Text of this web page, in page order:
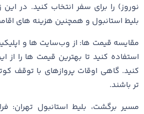
نوروز) را برای سفر انتخاب کنید. در
بلیط استانبول و همچنین هزینه ‌های
مقایسه قیمت‌ ها: از وب‌سایت ‌ها و
استفاده کنید تا بهترین قیمت ‌ها را از
کنید. گاهی اوقات پروازهای با توقف
تر باشند.
مسیر برگشت، بلیط استانبول تهران: